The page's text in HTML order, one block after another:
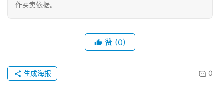
健
关
作买卖依据。
赞 (0)
0
生成海报